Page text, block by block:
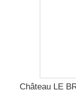
Château LE